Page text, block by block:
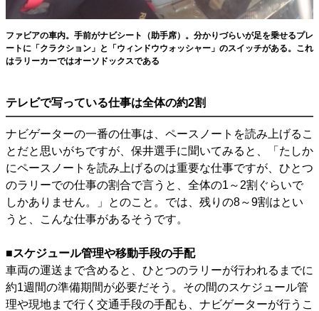
ファビアの車内。手前がナビシート（助手席）。分かりづらいが足を乗せるプレ
ートに「クラクション」と「ウィンドウウォッシャー」のスイッチがある。これ
はラリーカーではオーソドックスである
テレビで写っている仕事は全体の約2割
ナビゲーターの一番の仕事は、ペースノートを読み上げるこ
とだと思いがちですが、保井選手に聞いてみると、「たしか
にペースノートを読み上げるのは重要な仕事ですが、ひとつ
のラリーでの仕事の割合で言うと、全体の1～2割ぐらいで
しかありません。」とのこと。では、残りの8～9割はとい
うと、こんな仕事があるそうです。
■スケジュール管理や移動手段の手配
車両の運送まで含めると、ひとつのラリーが行われるまでに
約1週間の準備期間が必要だそう。その間のスケジュール管
理や現地まで行く交通手段の手配も、ナビゲーターが行うこ